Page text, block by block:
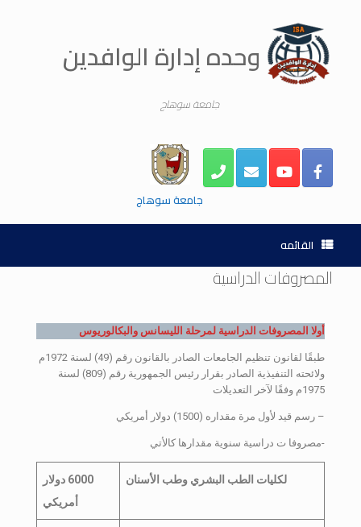
وحده إدارة الوافدين
جامعة سوهاج
جامعة سوهاج
القائمه
المصروفات الدراسية
أولا المصروفات الدراسية لمرحلة الليسانس والبكالوريوس
طبقًا لقانون تنظيم الجامعات الصادر بالقانون رقم (49) لسنة 1972م
ولائحته التنفيذية الصادر بقرار رئيس الجمهورية رقم (809) لسنة
1975م وفقًا لآخر التعديلات
– رسم قيد لأول مرة مقداره (1500) دولار أمريكي
-مصروفا ت دراسية سنوية مقدارها كالأتي
لكليات الطب البشري وطب الأسنان
6000 دولار
أمريكي